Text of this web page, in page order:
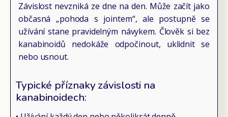
Závislost nevzniká ze dne na den. Může začít jako
občasná „pohoda s jointem“, ale postupně se
užívání stane pravidelným návykem. Člověk si bez
kanabinoidů nedokáže odpočinout, uklidnit se
nebo usnout.
Typické příznaky závislosti na
kanabinoidech: